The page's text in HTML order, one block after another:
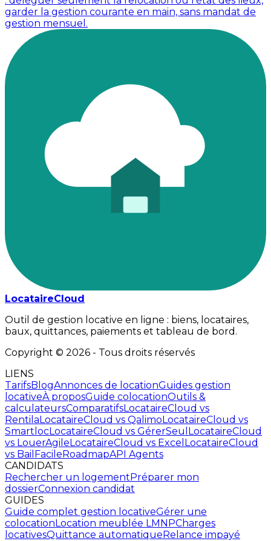
garder la gestion courante en main, sans mandat de
gestion mensuel.
LocataireCloud
Outil de gestion locative en ligne : biens, locataires,
baux, quittances, paiements et tableau de bord.
Copyright © 2026 - Tous droits réservés
LIENS
TarifsBlogAnnonces de locationGuides gestion
locativeÀ proposGuide colocationOutils &
calculateursComparatifsLocataireCloud vs
RentilaLocataireCloud vs QalimoLocataireCloud vs
SmartlocLocataireCloud vs GérerSeul LocataireCloud
vs LouerAgileLocataireCloud vs Excel LocataireCloud
vs BailFacileRoadmapAPI Agents
CANDIDATS
Rechercher un logementPréparer mon
dossierConnexion candidat
GUIDES
Guide complet gestion locativeGérer une
colocationLocation meublée LMNPCharges
locativesQuittance automatiqueRelance impayé